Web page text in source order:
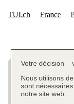
Votre décision –
Nous utilisons
sont
notre site web.